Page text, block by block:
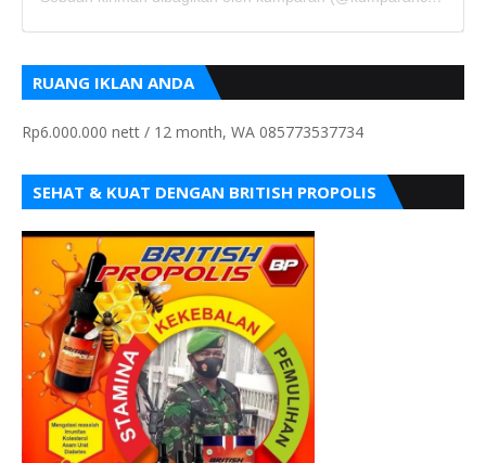
RUANG IKLAN ANDA
Rp6.000.000 nett / 12 month, WA 085773537734
SEHAT & KUAT DENGAN BRITISH PROPOLIS